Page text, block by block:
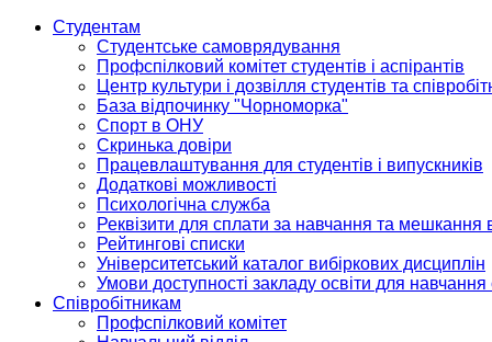
Студентам
Студентське самоврядування
Профспілковий комітет студентів і аспірантів
Центр культури і дозвілля студентів та
База відпочинку "Чорноморка"
Спорт в ОНУ
Скринька довіри
Працевлаштування для студентів і випускників
Додаткові можливості
Психологічна служба
Реквізити для сплати за навчання та мешкання
Рейтингові списки
Університетський каталог вибіркових дисциплін
Умови доступності закладу освіти для
Співробітникам
Профспілковий комітет